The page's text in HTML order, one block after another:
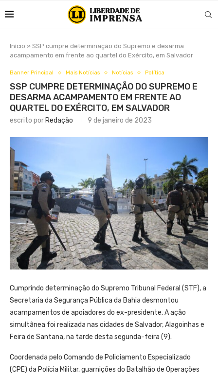
Início » SSP cumpre determinação do Supremo e desarma
acampamento em frente ao quartel do Exército, em Salvador
Banner Principal Mais Notícias Notícias Política
SSP CUMPRE DETERMINAÇÃO DO SUPREMO E
DESARMA ACAMPAMENTO EM FRENTE AO
QUARTEL DO EXÉRCITO, EM SALVADOR
escrito por Redação 9 de janeiro de 2023
Cumprindo determinação do Supremo Tribunal Federal (STF), a
Secretaria da Segurança Pública da Bahia desmontou
acampamentos de apoiadores do ex-presidente. A ação
simultânea foi realizada nas cidades de Salvador, Alagoinhas e
Feira de Santana, na tarde desta segunda-feira (9).
Coordenada pelo Comando de Policiamento Especializado
(CPE) da Polícia Militar, guarnições do Batalhão de Operações